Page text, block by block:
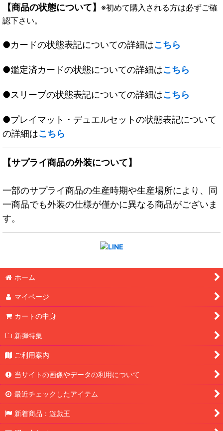
【商品の状態について】 ※初めて購入される方は必ずご確
認下さい。
●カードの状態表記についての詳細はこちら
●鑑定済カードの状態についての詳細はこちら
●スリーブの状態表記についての詳細はこちら
●プレイマット・デュエルセットの状態表記について
の詳細はこちら
【サプライ商品の外装について】
一部のサプライ商品の生産時期や生産場所により、同
一商品でも外装の仕様が僅かに異なる商品がございま
す。
ホーム
マイページ
カートの中身
新弾特集
ご利用案内
当サイトの画像やデータの利用について
最近チェックしたアイテム
新着商品：遊戯王